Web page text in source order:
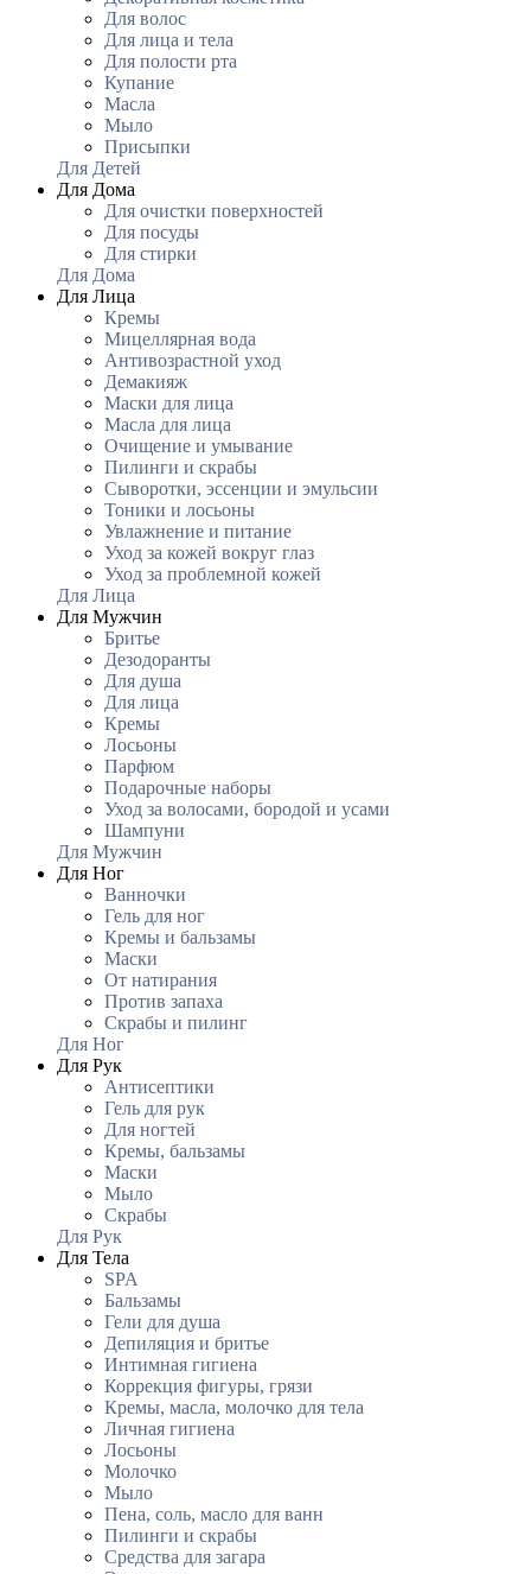
Для волос
Для лица и тела
Для полости рта
Купание
Масла
Мыло
Присыпки
Для Детей
Для Дома
Для очистки поверхностей
Для посуды
Для стирки
Для Дома
Для Лица
Кремы
Мицеллярная вода
Антивозрастной уход
Демакияж
Маски для лица
Масла для лица
Очищение и умывание
Пилинги и скрабы
Сыворотки, эссенции и эмульсии
Тоники и лосьоны
Увлажнение и питание
Уход за кожей вокруг глаз
Уход за проблемной кожей
Для Лица
Для Мужчин
Бритье
Дезодоранты
Для душа
Для лица
Кремы
Лосьоны
Парфюм
Подарочные наборы
Уход за волосами, бородой и усами
Шампуни
Для Мужчин
Для Ног
Ванночки
Гель для ног
Кремы и бальзамы
Маски
От натирания
Против запаха
Скрабы и пилинг
Для Ног
Для Рук
Антисептики
Гель для рук
Для ногтей
Кремы, бальзамы
Маски
Мыло
Скрабы
Для Рук
Для Тела
SPA
Бальзамы
Гели для душа
Депиляция и бритье
Интимная гигиена
Коррекция фигуры, грязи
Кремы, масла, молочко для тела
Личная гигиена
Лосьоны
Молочко
Мыло
Пена, соль, масло для ванн
Пилинги и скрабы
Средства для загара